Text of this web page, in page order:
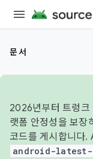
문서
2026년부터 트렁크
랫폼 안정성을 보장
코드를 게시합니다.
android-latest-